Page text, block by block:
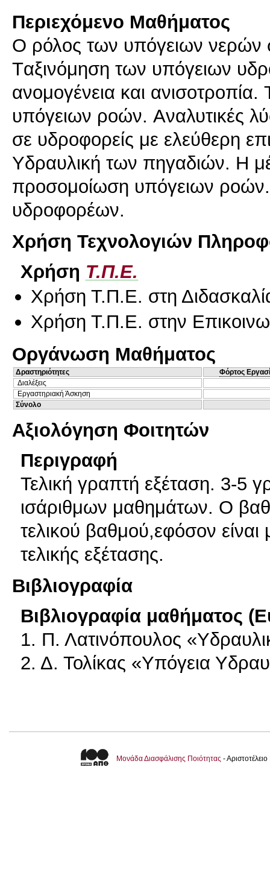
Περιεχόμενο Μαθήματος
O ρόλος των υπόγειων νερών
Tαξινόμηση των υπόγειων
ανομογένεια και
υπόγειων ροών. Aναλυτικές
σε υδροφορείς με ελεύθερη
Yδραυλική των πηγαδιών. Η
προσομοίωση υπόγειων ροών.
υδροφορέων.
Χρήση Τεχνολογιών
Χρήση Τ.Π.Ε.
Χρήση Τ.Π.Ε. στη
Χρήση Τ.Π.Ε. στην
Οργάνωση Μαθήματος
Δραστηριότητες
Φόρτος
Διαλέξεις
Εργαστηριακή Άσκηση
Σύνολο
Αξιολόγηση Φοιτητών
Περιγραφή
Τελική γραπτή εξέταση. 3-5
ισάριθμων μαθημάτων. Ο
τελικού βαθμού,εφόσον
τελικής εξέτασης.
Βιβλιογραφία
Βιβλιογραφία μαθήματος
1. Π. Λατινόπουλος
2. Δ. Τολίκας «Υπόγεια
Μονάδα Διασφάλισης Ποιότητας -